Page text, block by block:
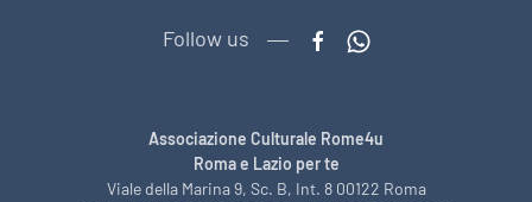
Follow us
Associazione Culturale Rome4u
Roma e Lazio per te
Viale della Marina 9, Sc. B, Int. 8 00122 Roma